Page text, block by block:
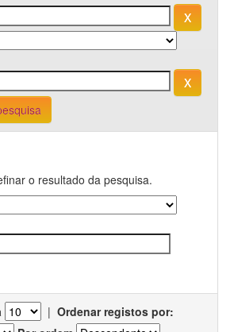
o resultado da pesquisa.
| Ordenar registos por: